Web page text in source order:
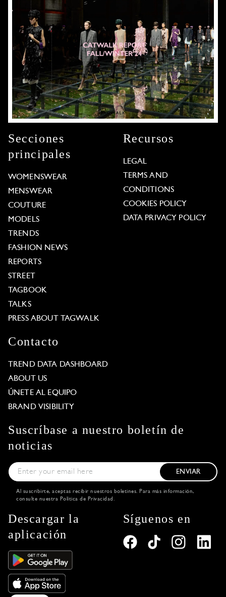
Secciones
principales
WOMENSWEAR
MENSWEAR
COUTURE
MODELS
TRENDS
FASHION NEWS
REPORTS
STREET
TAGBOOK
TALKS
PRESS ABOUT TAGWALK
Recursos
LEGAL
TERMS AND
CONDITIONS
COOKIES POLICY
DATA PRIVACY POLICY
Contacto
TREND DATA DASHBOARD
ABOUT US
ÚNETE AL EQUIPO
BRAND VISIBILITY
Suscríbase a nuestro boletín de
noticias
ENVIAR
Al suscribirte, aceptas recibir nuestros boletines. Para más información,
consulte nuestra Política de Privacidad .
Descargar la
aplicación
Síguenos en